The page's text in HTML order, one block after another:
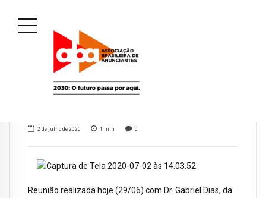
2 de julho de 2020 1 min 0
Reunião realizada hoje (29/06) com Dr. Gabriel Dias, da